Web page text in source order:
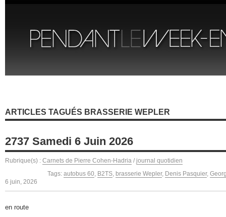
ARTICLES TAGUÉS BRASSERIE WEPLER
2737 Samedi 6 Juin 2026
Rubrique(s) : Carnets de Pierre Cohen-Hadria / journal quotidien
Tags: autobus 60, B2TS, brasserie Wepler, Denis Pasquier,
6 juin, 2026
en route